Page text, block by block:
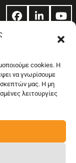
cookies. Η
να γνωρίσουμε
μας. Η μη
λειτουργίες
Facebook
LinkedIn